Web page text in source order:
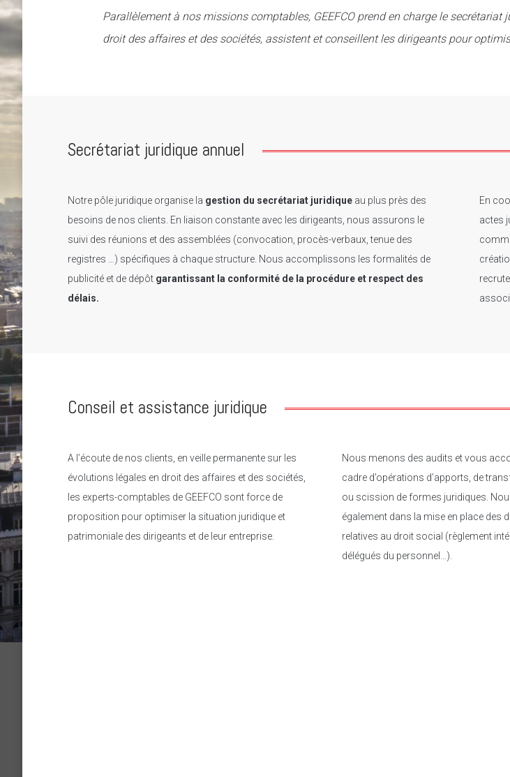
Parallèlement à nos missions comptables, GEEFCO prend en charge le
droit des affaires et des sociétés, assistent et conseillent les dirigeants pour
Secrétariat juridique annuel
Notre pôle juridique organise la gestion du secrétariat juridique au plus près des
besoins de nos clients. En liaison constante avec les dirigeants, nous assurons le
suivi des réunions et des assemblées (convocation, procès-verbaux, tenue des
registres …) spécifiques à chaque structure. Nous accomplissons les formalités de
publicité et de dépôt garantissant la conformité de la procédure et respect des
délais.
En
actes
Conseil et assistance juridique
A l’écoute de nos clients, en veille permanente sur les
évolutions légales en droit des affaires et des sociétés,
les experts-comptables de GEEFCO sont force de
proposition pour optimiser la situation juridique et
patrimoniale des dirigeants et de leur entreprise.
Nous menons des audits et vous
cadre d’opérations d’apports, de
ou scission de formes juridiques.
également dans la mise en place des
relatives au droit social (règlement
délégués du personnel…).